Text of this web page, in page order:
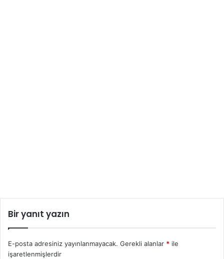
Bir yanıt yazın
E-posta adresiniz yayınlanmayacak. Gerekli alanlar * ile
işaretlenmişlerdir